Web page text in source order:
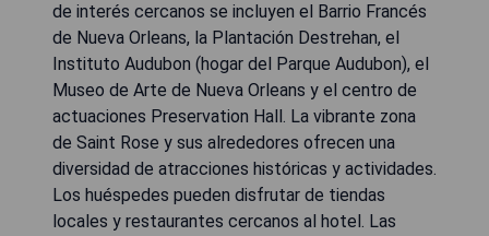
de interés cercanos se incluyen el Barrio Francés
de Nueva Orleans, la Plantación Destrehan, el
Instituto Audubon (hogar del Parque Audubon), el
Museo de Arte de Nueva Orleans y el centro de
actuaciones Preservation Hall. La vibrante zona
de Saint Rose y sus alrededores ofrecen una
diversidad de atracciones históricas y actividades.
Los huéspedes pueden disfrutar de tiendas
locales y restaurantes cercanos al hotel. Las